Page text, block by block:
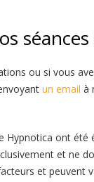
ou si vous
un email à
ont été
et ne
et peuvent